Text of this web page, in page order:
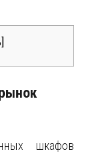
]
шкафов